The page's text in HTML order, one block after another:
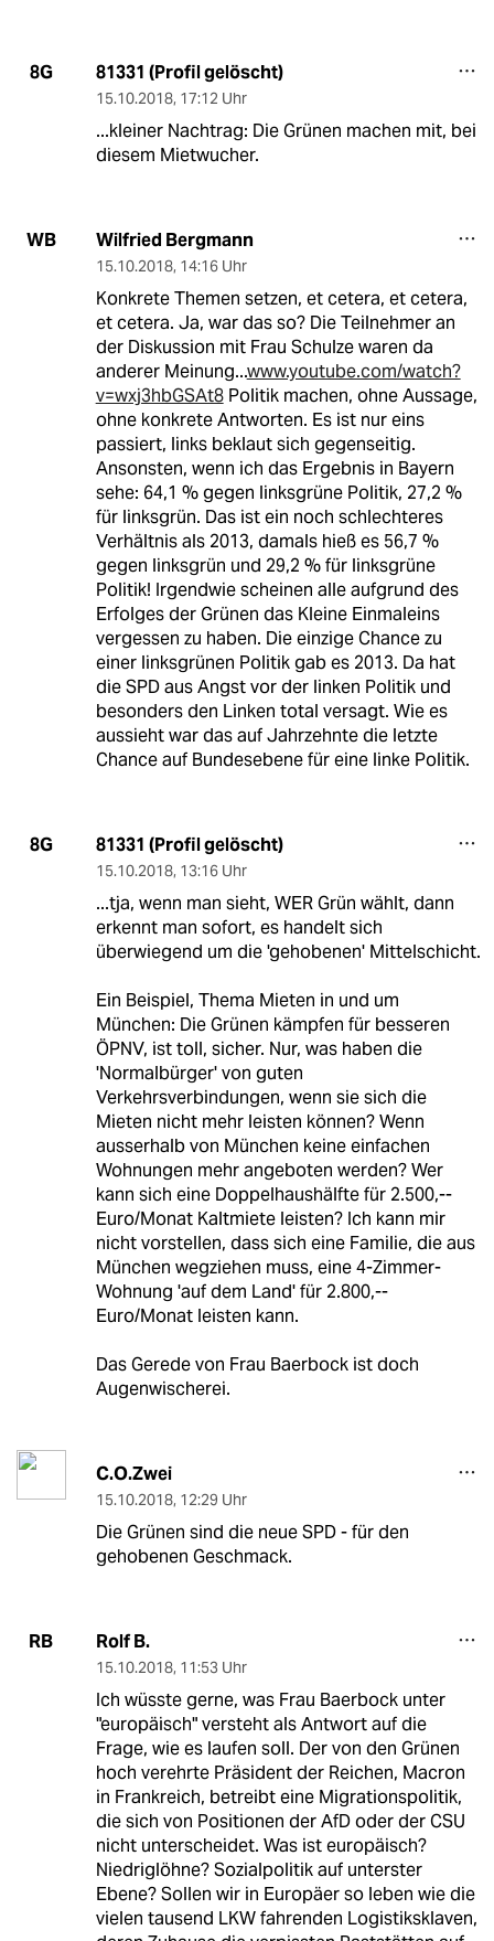
8G 81331 (Profil gelöscht)
15.10.2018, 17:12 Uhr
...kleiner Nachtrag: Die Grünen machen mit, bei
diesem Mietwucher.
WB Wilfried Bergmann
15.10.2018, 14:16 Uhr
Konkrete Themen setzen, et cetera, et cetera,
et cetera. Ja, war das so? Die Teilnehmer an
der Diskussion mit Frau Schulze waren da
anderer Meinung...www.youtube.com/watch?
v=wxj3hbGSAt8Politik machen, ohne Aussage,
ohne konkrete Antworten. Es ist nur eins
passiert, links beklaut sich gegenseitig.
Ansonsten, wenn ich das Ergebnis in Bayern
sehe: 64,1 % gegen linksgrüne Politik, 27,2 %
für linksgrün. Das ist ein noch schlechteres
Verhältnis als 2013, damals hieß es 56,7 %
gegen linksgrün und 29,2 % für linksgrüne
Politik! Irgendwie scheinen alle aufgrund des
Erfolges der Grünen das Kleine Einmaleins
vergessen zu haben. Die einzige Chance zu
einer linksgrünen Politik gab es 2013. Da hat
die SPD aus Angst vor der linken Politik und
besonders den Linken total versagt. Wie es
aussieht war das auf Jahrzehnte die letzte
Chance auf Bundesebene für eine linke Politik.
8G 81331 (Profil gelöscht)
15.10.2018, 13:16 Uhr
...tja, wenn man sieht, WER Grün wählt, dann
erkennt man sofort, es handelt sich
überwiegend um die 'gehobenen' Mittelschicht.
Ein Beispiel, Thema Mieten in und um
München: Die Grünen kämpfen für besseren
ÖPNV, ist toll, sicher. Nur, was haben die
'Normalbürger' von guten
Verkehrsverbindungen, wenn sie sich die
Mieten nicht mehr leisten können? Wenn
ausserhalb von München keine einfachen
Wohnungen mehr angeboten werden? Wer
kann sich eine Doppelhaushälfte für 2.500,--
Euro/Monat Kaltmiete leisten? Ich kann mir
nicht vorstellen, dass sich eine Familie, die aus
München wegziehen muss, eine 4-Zimmer-
Wohnung 'auf dem Land' für 2.800,--
Euro/Monat leisten kann.
Das Gerede von Frau Baerbock ist doch
Augenwischerei.
C.O.Zwei
15.10.2018, 12:29 Uhr
Die Grünen sind die neue SPD - für den
gehobenen Geschmack.
RB Rolf B.
15.10.2018, 11:53 Uhr
Ich wüsste gerne, was Frau Baerbock unter
"europäisch" versteht als Antwort auf die
Frage, wie es laufen soll. Der von den Grünen
hoch verehrte Präsident der Reichen, Macron
in Frankreich, betreibt eine Migrationspolitik,
die sich von Positionen der AfD oder der CSU
nicht unterscheidet. Was ist europäisch?
Niedriglöhne? Sozialpolitik auf unterster
Ebene? Sollen wir in Europäer so leben wie die
vielen tausend LKW fahrenden Logistiksklaven,